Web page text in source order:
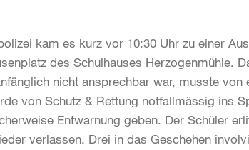
kam es kurz vor 10:30 Uhr zu einer
des Schulhauses Herzogenmühle.
nicht ansprechbar war, musste von
von Schutz & Rettung notfallmässig ins
Entwarnung geben. Der Schüler
verlassen. Drei in das Geschehen